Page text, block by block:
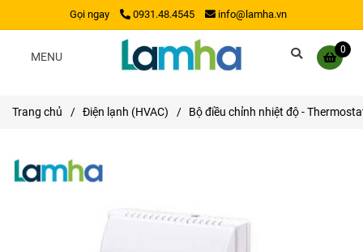
Gọi ngay 0931.48.4545 info@lamha.vn
0
MENU
Trang chủ / Điện lạnh (HVAC) / Bộ điều chỉnh nhiệt độ -